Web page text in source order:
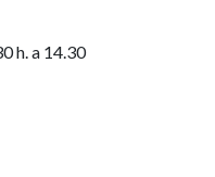
h. a 14.30